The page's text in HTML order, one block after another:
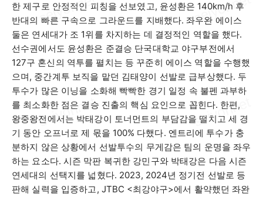
한 제구로 안정적인 피칭을 선보였고, 윤성환은 140km/h 후
반대의 빠른 구속으로 그라운드를 지배했다.좌우완 에이스
둘은 연세대가 조 1위를 차지하는 데 결정적인 역할을 했다.
선수권에서도 윤성환은 준결승 단국대학교 야구부전에서
127구 혼신의 역투를 펼치는 등 꾸준히 에이스 역할을 수행했
으며, 중간계투 보직을 맡던 김태양이 선발로 급부상했다. 두
투수가 많은 이닝을 소화해 빡빡한 경기 일정 속 불펜 과부하
를 최소화한 점은 결승 진출의 핵심 요인으로 꼽힌다. 한편,
왕중왕전에서는 박태강이 토너먼트의 부담감을 떨치고 세 경
기 동안 오프너로 제 몫을 100% 다했다. 엔트리에 투수가 충
분하지 않은 상황에서 선발투수의 무게감은 팀의 운명을 좌우
하는 요소다. 시즌 막판 복귀한 강민구와 박태강은 다음 시즌
연세대의 선택지를 넓혔다. 2023, 2024년 정기전 선발로 등
판해 실력을 입증하고, JTBC <최강야구>에서 활약했던 좌완